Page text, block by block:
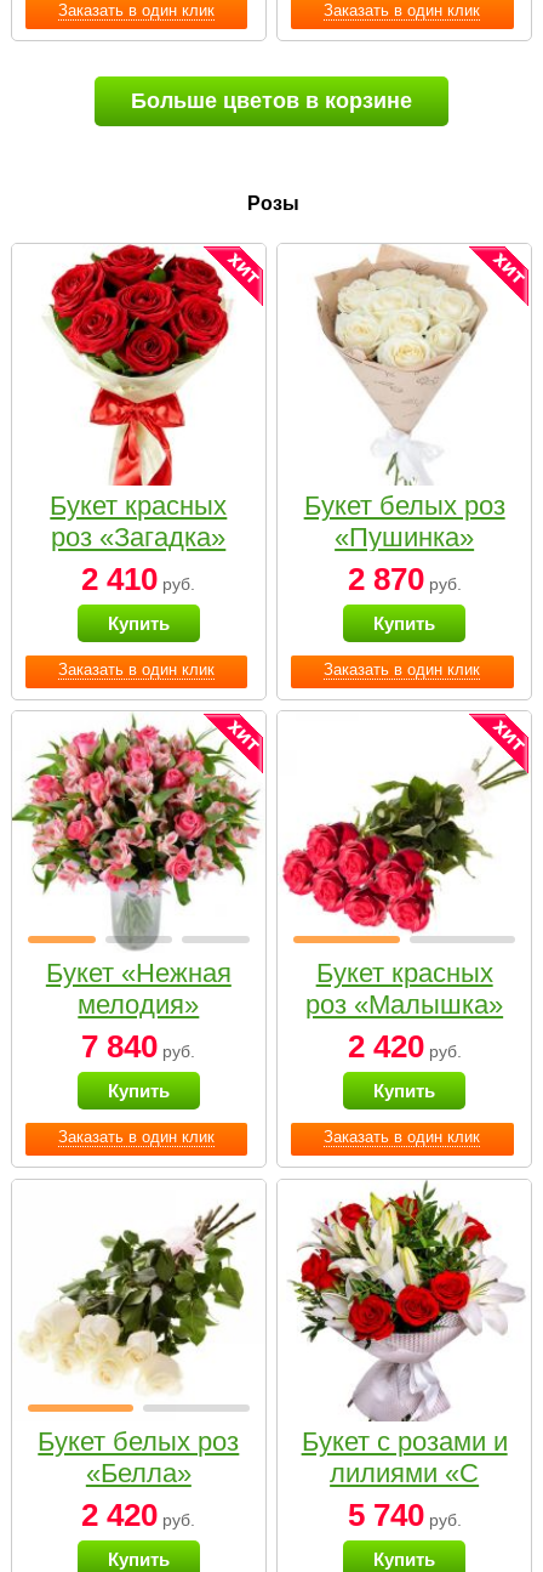
Заказать в один клик Заказать в один клик
Больше цветов в корзине
Розы
Заказать в один клик
Букет красных
роз «Загадка»
2 410 руб.
Купить
Заказать в один клик
Букет белых роз
«Пушинка»
2 870руб.
Купить
Заказать в один клик
Букет «Нежная
мелодия»
7 840 руб.
Купить
Заказать в один клик
Букет красных
роз «Малышка»
2 420руб.
Купить
Букет белых роз
«Белла»
2 420 руб.
Купить
Букет с розами и
лилиями «С
наилучшими
пожеланиями»
5 740руб.
Купить